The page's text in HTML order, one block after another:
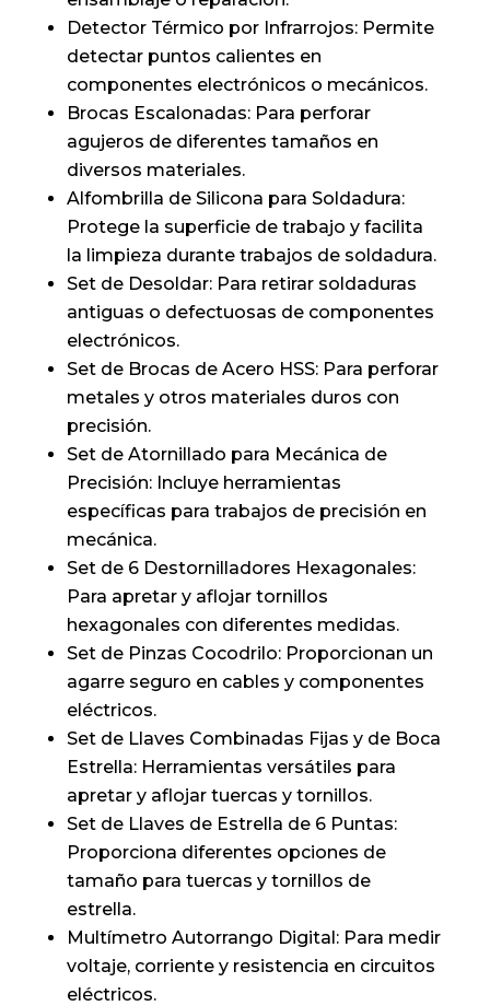
Detector Térmico por Infrarrojos: Permite
detectar puntos calientes en
componentes electrónicos o mecánicos.
Brocas Escalonadas: Para perforar
agujeros de diferentes tamaños en
diversos materiales.
Alfombrilla de Silicona para Soldadura:
Protege la superficie de trabajo y facilita
la limpieza durante trabajos de soldadura.
Set de Desoldar: Para retirar soldaduras
antiguas o defectuosas de componentes
electrónicos.
Set de Brocas de Acero HSS: Para perforar
metales y otros materiales duros con
precisión.
Set de Atornillado para Mecánica de
Precisión: Incluye herramientas
específicas para trabajos de precisión en
mecánica.
Set de 6 Destornilladores Hexagonales:
Para apretar y aflojar tornillos
hexagonales con diferentes medidas.
Set de Pinzas Cocodrilo: Proporcionan un
agarre seguro en cables y componentes
eléctricos.
Set de Llaves Combinadas Fijas y de Boca
Estrella: Herramientas versátiles para
apretar y aflojar tuercas y tornillos.
Set de Llaves de Estrella de 6 Puntas:
Proporciona diferentes opciones de
tamaño para tuercas y tornillos de
estrella.
Multímetro Autorrango Digital: Para medir
voltaje, corriente y resistencia en circuitos
eléctricos.